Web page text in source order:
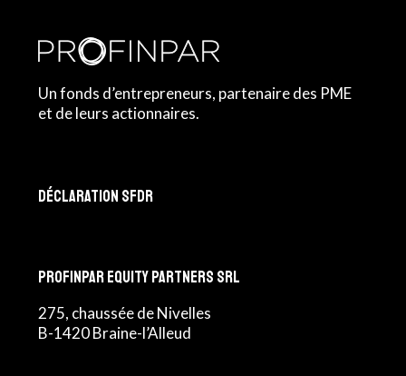
Un fonds d’entrepreneurs, partenaire des PME
et de leurs actionnaires.
Déclaration SFDR
Profinpar Equity Partners srl
275, chaussée de Nivelles
B-1420 Braine-l’Alleud